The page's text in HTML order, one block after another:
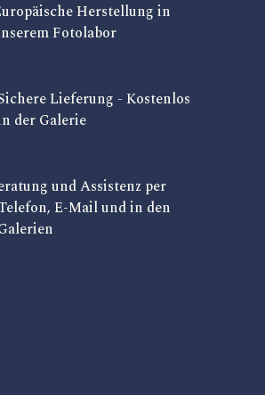
Herstellung in
Fotolabor
Lieferung - Kostenlos
der Galerie
und Assistenz per
E-Mail und in den